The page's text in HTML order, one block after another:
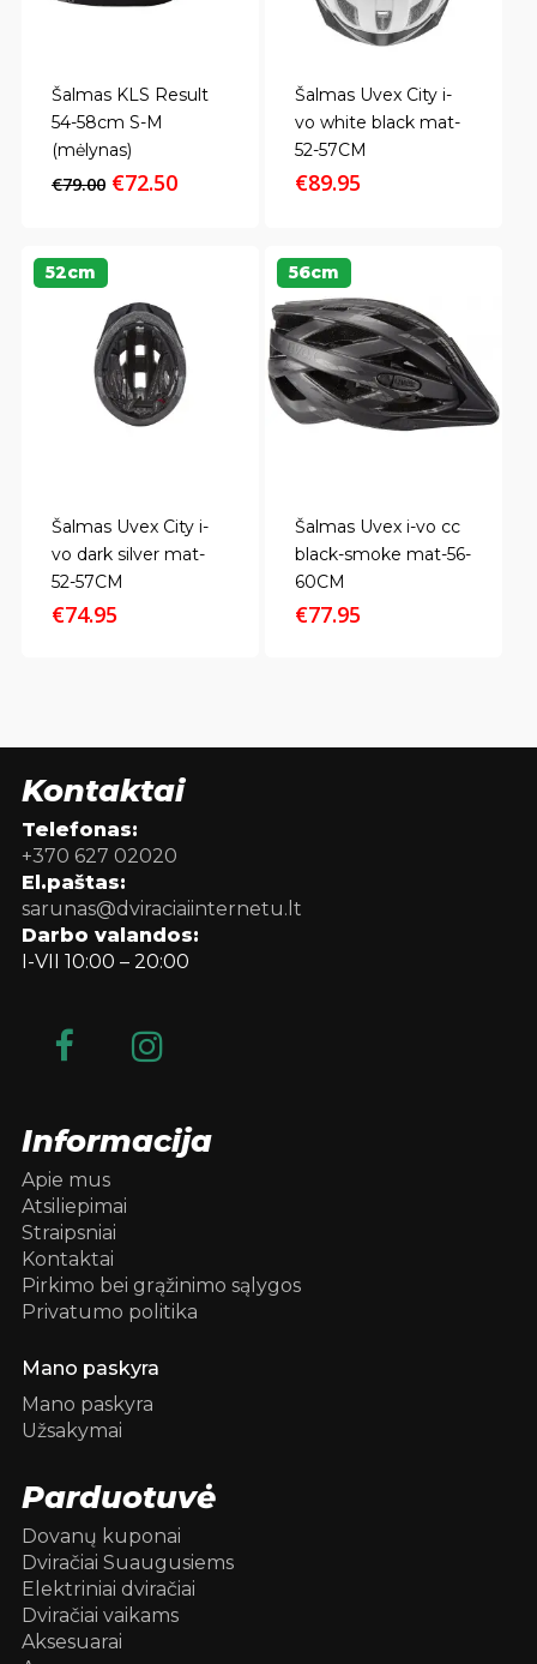
Šalmas KLS Result
54-58cm S-M
(mėlynas)
€79.00 Original
€72.50Current
Šalmas Uvex City i-
vo white black mat-
52-57CM
€89.95
Šalmas Uvex City i-
vo dark silver mat-
52-57CM
€74.95
52cm
Šalmas Uvex i-vo cc
black-smoke mat-56-
60CM
€77.95
56cm
Kontaktai
Telefonas:
+370 627 02020
El.paštas:
sarunas@dviraciaiinternetu.lt
Darbo valandos:
I-VII 10:00 – 20:00
Informacija
Apie mus
Atsiliepimai
Straipsniai
Kontaktai
Pirkimo bei grąžinimo sąlygos
Privatumo politika
Mano paskyra
Mano paskyra
Užsakymai
Parduotuvė
Dovanų kuponai
Dviračiai Suaugusiems
Elektriniai dviračiai
Dviračiai vaikams
Aksesuarai